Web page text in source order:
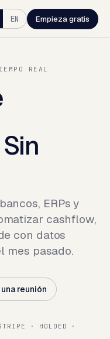
EN Empieza gratis
REAL
ERPs y
cashflow,
con datos
mes pasado.
reunión
· HOLDED ·